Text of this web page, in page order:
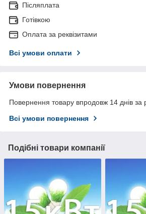
Післяплата
Готівкою
Оплата за реквізитами
Всі умови оплати
Умови повернення
Повернення товару впродовж 14 днів за
Всі умови повернення
Подібні товари компанії